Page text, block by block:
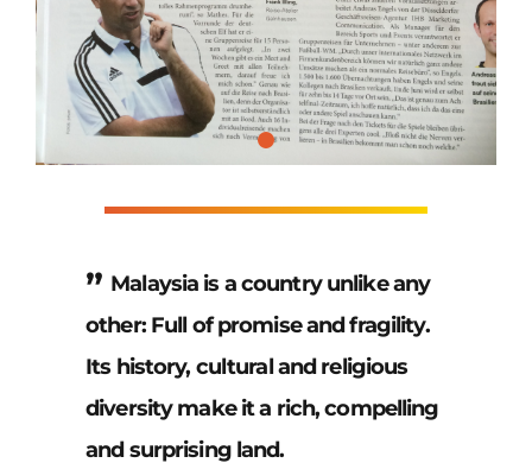
Malaysia is a country unlike any
other: Full of promise and fragility.
Its history, cultural and religious
diversity make it a rich, compelling
and surprising land.